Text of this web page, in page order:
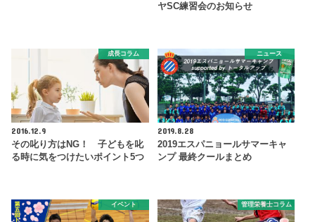
ヤSC練習会のお知らせ
成長コラム
2016.12.9
その叱り方はNG！ 子どもを叱
る時に気をつけたいポイント5つ
ニュース
2019.8.28
2019エスパニョールサマーキャ
ンプ 最終クールまとめ
イベント 管理栄養士コラム